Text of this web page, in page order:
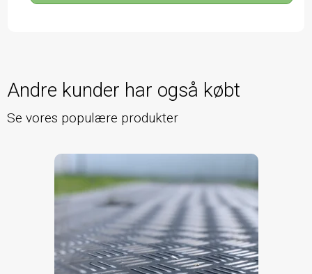
Andre kunder har også købt
Se vores populære produkter